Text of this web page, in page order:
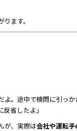
ます。
よ。途中で検問に引っ
省したよ」
が、実際は会社や運転